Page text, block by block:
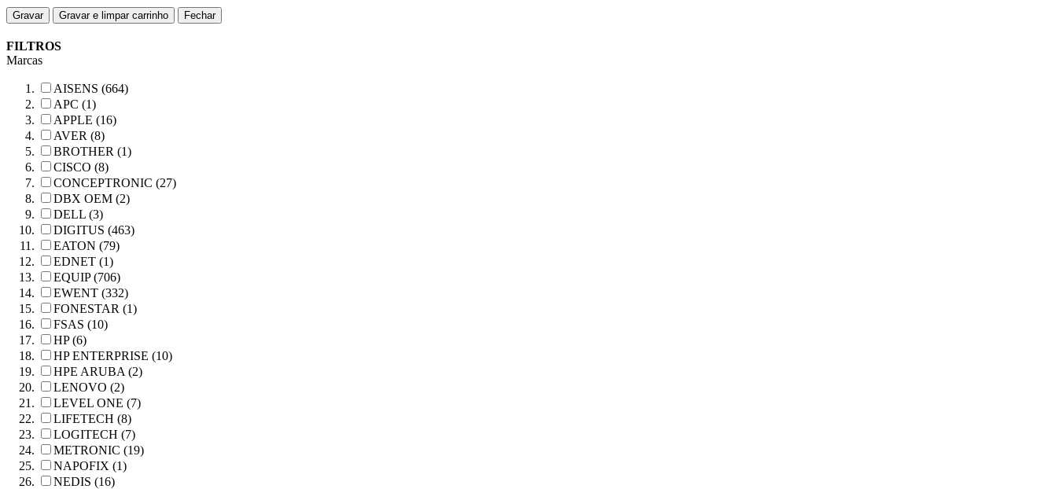
Gravar Gravar e limpar carrinho Fechar
FILTROS
Marcas
AISENS (664)
APC (1)
APPLE (16)
AVER (8)
BROTHER (1)
CISCO (8)
CONCEPTRONIC (27)
DBX OEM (2)
DELL (3)
DIGITUS (463)
EATON (79)
EDNET (1)
EQUIP (706)
EWENT (332)
FONESTAR (1)
FSAS (10)
HP (6)
HP ENTERPRISE (10)
HPE ARUBA (2)
LENOVO (2)
LEVEL ONE (7)
LIFETECH (8)
LOGITECH (7)
METRONIC (19)
NAPOFIX (1)
NEDIS (16)